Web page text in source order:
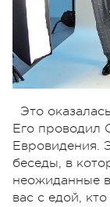
Это
Его проводил
Евровидения.
беседы, в
неожиданные
вас с едой,